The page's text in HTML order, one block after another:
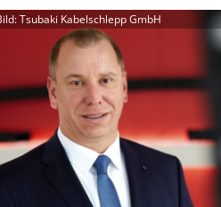
Tsubaki Kabelschlepp GmbH